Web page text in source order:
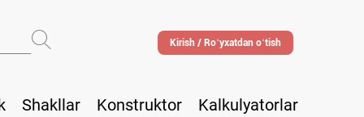
Kirish / Roʻyхatdan oʻtish
Shakllar Konstruktor
Kalkulyatorlar